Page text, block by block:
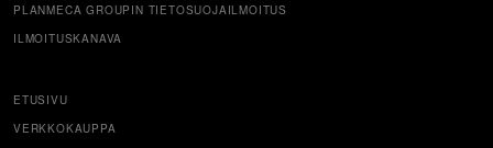
PLANMECA GROUPIN TIETOSUOJAILMOITUS
ILMOITUSKANAVA
ETUSIVU
VERKKOKAUPPA